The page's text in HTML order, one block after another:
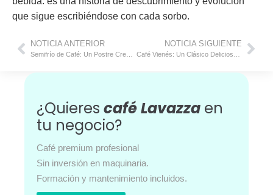
que sigue escribiéndose con cada sorbo.
NOTICIA ANTERIOR NOTICIA SIGUIENTE
¿Quieres café Lavazza en
tu negocio?
Café premium profesional
Sin inversión en maquinaria.
Formación y mantenimiento incluidos.